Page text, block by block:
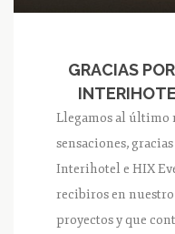
GRACIAS
Llegamos al último
sensaciones,
Interihotel e HIX
recibiros en
proyectos y que